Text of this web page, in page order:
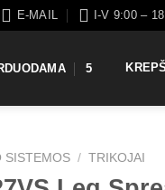
E-MAIL I-V 9:00 –
5
SISTEMOS / TRIKOJAI